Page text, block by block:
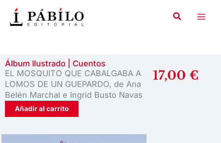
contenido
Álbum Ilustrado
Cuentos
EL MOSQUITO QUE CABALGABA A
LOMOS DE UN GUEPARDO, de Ana
Belén Marchal e Ingrid Busto Navas
17,00 €
Añadir al carrito